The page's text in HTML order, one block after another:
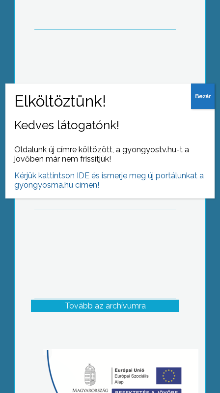
A gazdasági válság hatására egyre
többen meggondolják, mikor mire
költenek
Tovább az archívumra
Kedves látogatónk!
Oldalunk új címre költözött, a gyongyostv.hu-t a
jövőben már nem frissítjük!
Kérjük kattintson IDE és ismerje meg új portálunkat a
gyongyosma.hu címen!